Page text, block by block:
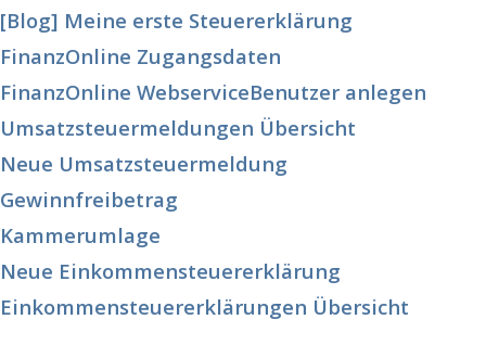
[Blog] Meine erste Steuererklärung
FinanzOnline Zugangsdaten
FinanzOnline WebserviceBenutzer anlegen
Umsatzsteuermeldungen Übersicht
Neue Umsatzsteuermeldung
Gewinnfreibetrag
Kammerumlage
Neue Einkommensteuererklärung
Einkommensteuererklärungen Übersicht